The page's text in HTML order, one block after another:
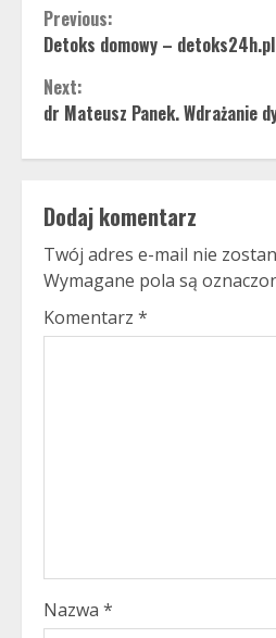
Continue
Reading
Previous:
Detoks domowy – detoks24h.pl
Next:
dr Mateusz Panek. Wdrażanie
Dodaj komentarz
Twój adres e-mail nie
Wymagane pola są
Komentarz *
Nazwa *